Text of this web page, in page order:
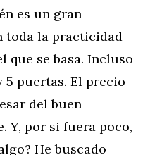
es un gran
toda la practicidad
que se basa. Incluso
puertas. El precio
del buen
Y, por si fuera poco,
He buscado